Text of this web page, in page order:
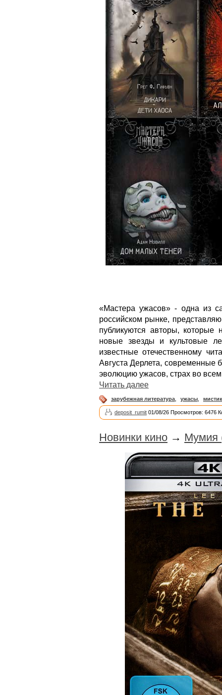
«Мастера ужасов» - одна из
российском рынке,
публикуются авторы, которые
новые звезды и культовые
известные отечественному
Августа Дерлета, современные
эволюцию ужасов, страх во
Читать далее
зарубежная литература ужасы
deposit_rumit 01/08/26 Просмотров: 6476
Новинки кино → Мумия